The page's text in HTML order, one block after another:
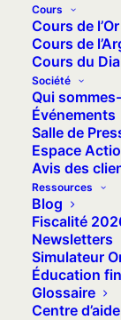
Cours
Cours de l’Or
Cours de
Cours du
Société
Qui
Événements
Salle de
Espace
Avis des
Ressources
Blog
Fiscalité
Newsletters
Simulateur
Éducation
Glossaire
Centre d’aide
23 octobre
Les
plus
cours
Le rôle
dans le